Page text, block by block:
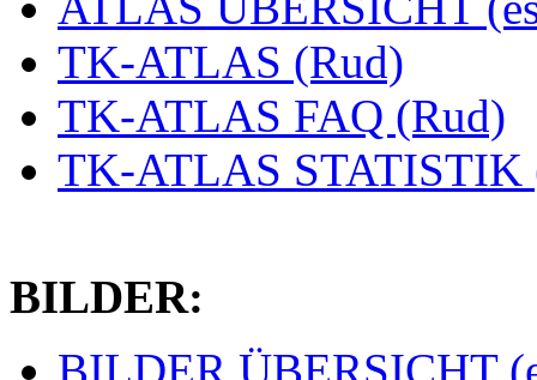
TK-ATLAS (Rud)
TK-ATLAS FAQ (Rud)
TK-ATLAS STATISTIK
BILDER:
BILDER ÜBERSICHT